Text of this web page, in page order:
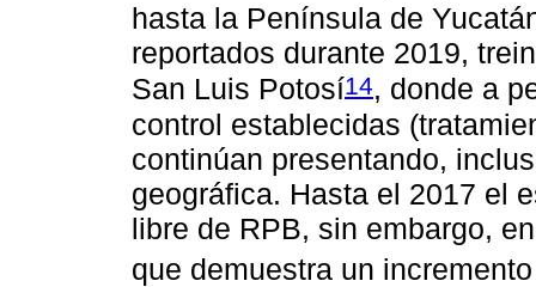
hasta la Península de
reportados durante 2019,
San Luis Potosí14, donde a
control establecidas
continúan presentando,
geográfica. Hasta el 2017 el
libre de RPB, sin embargo,
que demuestra un